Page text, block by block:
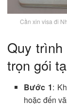
Cần xin visa đi
Quy
trọn gói
Bước 1:
hoặc đến